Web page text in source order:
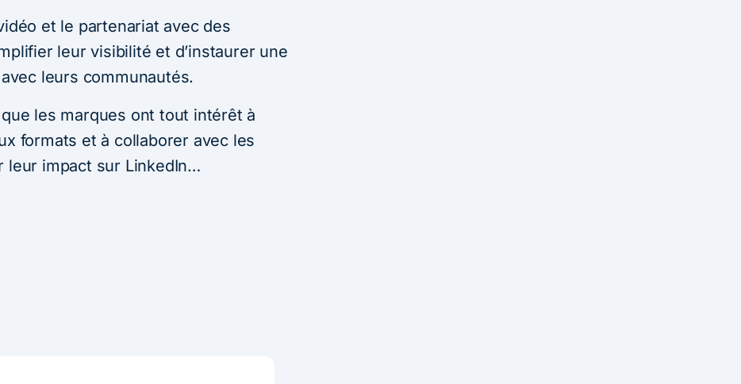
et le partenariat avec des
leur visibilité et d’instaurer une
leurs communautés.
les marques ont tout intérêt à
formats et à collaborer avec les
leur impact sur LinkedIn…